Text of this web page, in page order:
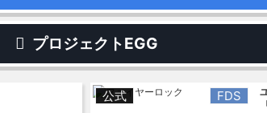
プロジェクトEGG
公式 FDS